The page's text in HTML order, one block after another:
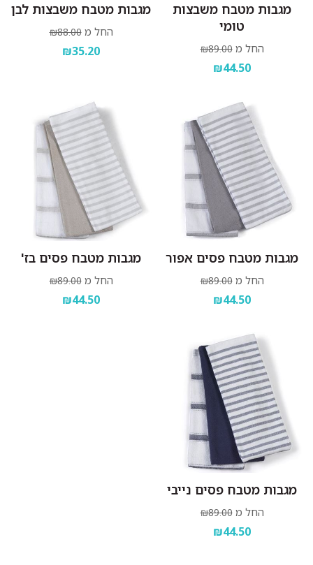
מגבות מטבח משבצות
טומי
החל מ ₪89.00
₪44.50
מגבות מטבח משבצות לבן
החל מ ₪88.00
₪35.20
מגבות מטבח פסים אפור
החל מ ₪89.00
₪44.50
מגבות מטבח פסים בז'
החל מ ₪89.00
₪44.50
מגבות מטבח פסים נייבי
החל מ ₪89.00
₪44.50